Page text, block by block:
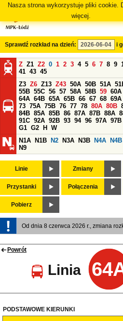
Nasza strona wykorzystuje pliki cookie.
więcej.
Sprawdź rozkład na dzień: i
Z Z1 Z2 0 1 2 3 4 5 6 7 8 9
41 43 45
Z3 Z6 Z13 Z43 50A 50B 51A
55B 55C 56 57 58A 58B 59 60A
64A 64B 65A 65B 66 67 68 69A
73 75A 75B 76 77 78 80A 80B
84B 85A 85B 86 87A 87B 88A
91C 92A 92B 93 94 96 97A 97B
G1 G2 H
W
N1A
N1B N2 N3A N3B N4A N4B
N9
Linie Zmiany
Przystanki Połączenia
Pobierz
Od dnia 8 czerwca 2026 r., zmiana
Powrót
Linia
PODSTAWOWE KIERUNKI